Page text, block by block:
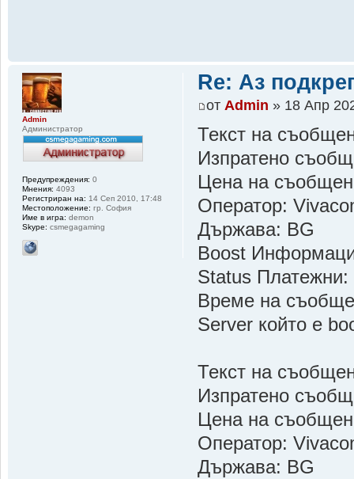
Re: Аз
отAdmin » 18 Апр
Текст на
Изпратено
Цена на
Оператор:
Държава: BG
Boost
Status Платежни:
Време на
Server който е
Текст на
Изпратено
Цена на
Оператор:
Държава: BG
Admin
Администратор
Предупреждения: 0
Мнения: 4093
Регистриран на: 14 Сеп 2010, 17:48
Местоположение: гр. София
Име в игра: demon
Skype: csmegagaming